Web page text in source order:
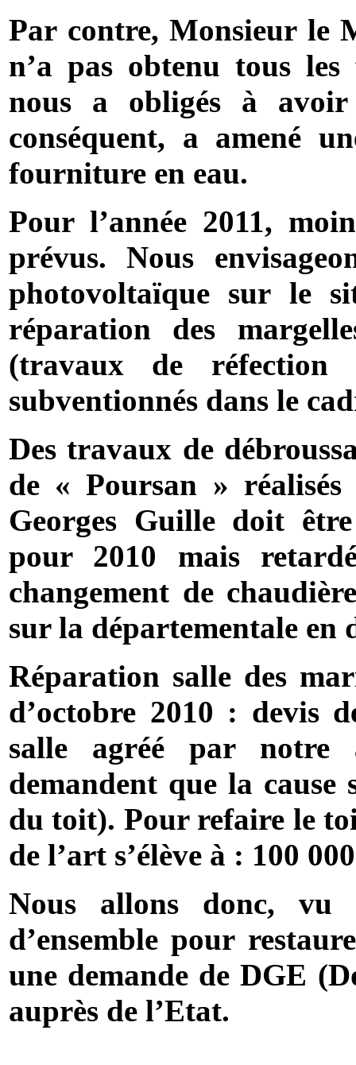
Par contre, Monsieur le
n’a pas obtenu tous les
nous a obligés à
conséquent, a amené
fourniture en eau.
Pour l’année 2011,
prévus. Nous
photovoltaïque sur le
réparation des
(travaux de réfection
subventionnés dans le
Des travaux de
de « Poursan »
Georges Guille doit
pour 2010 mais
changement de
sur la départementale
Réparation salle des
d’octobre 2010 : devis
salle agréé par notre
demandent que la cause
du toit). Pour refaire le
de l’art s’élève à : 100
Nous allons donc,
d’ensemble pour
une demande de DGE
auprès de l’Etat.